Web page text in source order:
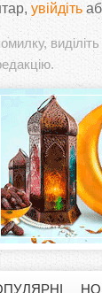
увійдіть
виділіть